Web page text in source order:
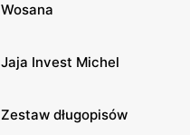
Wosana
Jaja Invest Michel
Zestaw długopisów